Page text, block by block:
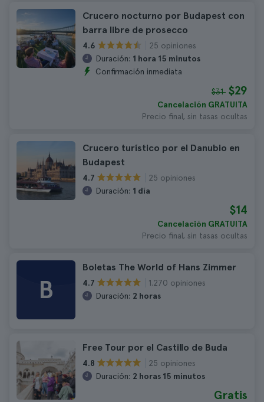
Crucero nocturno por Budapest con
barra libre de prosecco
4.6
25 opiniones
Duración: 1 hora 15 minutos
Confirmación inmediata
$31 $29
Cancelación GRATUITA
Precio final, sin tasas ocultas
Crucero turístico por el Danubio en
Budapest
4.7
25 opiniones
Duración: 1 día
$14
Cancelación GRATUITA
Precio final, sin tasas ocultas
B
Boletas The World of Hans Zimmer
4.7
1.270 opiniones
Duración: 2 horas
Free Tour por el Castillo de Buda
4.8
25 opiniones
Duración: 2 horas 15 minutos
Gratis